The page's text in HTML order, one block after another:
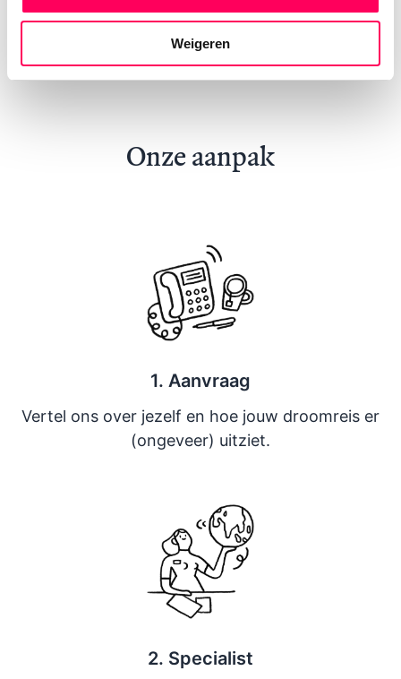
Weigeren
Bekijk alle rondreizen in Sri Lanka
Onze aanpak
1. Aanvraag
Vertel ons over jezelf en hoe jouw droomreis er
(ongeveer) uitziet.
2. Specialist